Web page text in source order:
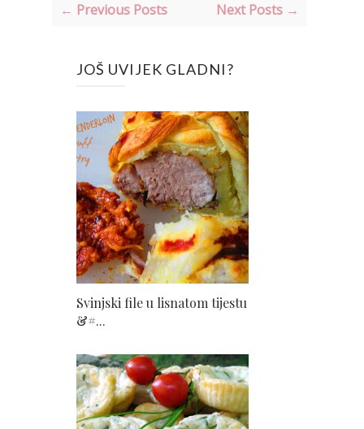
← Previous Posts Next Posts →
JOŠ UVIJEK GLADNI?
Svinjski file u lisnatom tijestu
&#...